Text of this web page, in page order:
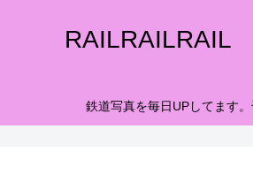
鉄道写真を毎日UPしてます